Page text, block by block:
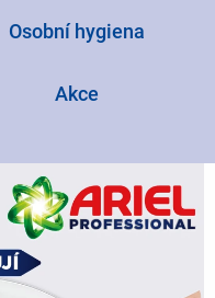
Osobní hygiena
Akce